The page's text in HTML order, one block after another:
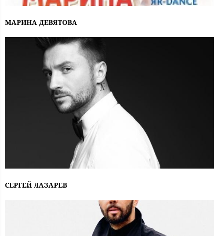
МАРИНА ДЕВЯТОВА
СЕРГЕЙ ЛАЗАРЕВ